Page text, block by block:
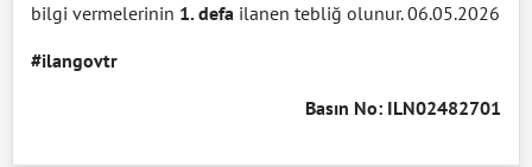
bilgi vermelerinin 1. defa ilanen tebliğ olunur. 06.05.2026
#ilangovtr
Basın No: ILN02482701